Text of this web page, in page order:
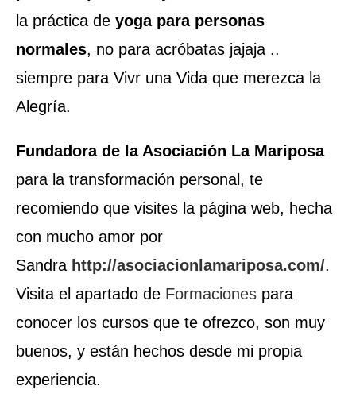
la práctica de yoga para personas
normales, no para acróbatas jajaja ..
siempre para Vivr una Vida que merezca la
Alegría.
Fundadora de la Asociación La Mariposa
para la transformación personal, te
recomiendo que visites la página web, hecha
con mucho amor por
Sandra http://asociacionlamariposa.com/.
Visita el apartado de Formaciones para
conocer los cursos que te ofrezco, son muy
buenos, y están hechos desde mi propia
experiencia.